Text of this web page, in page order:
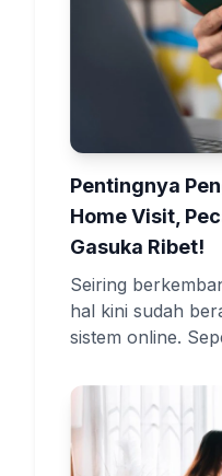
Pentingnya
Home Visit,
Gasuka Ribet!
Seiring
hal kini sudah
sistem online.